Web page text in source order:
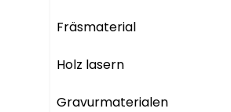
Fräsmaterial
Holz lasern
Gravurmaterialen